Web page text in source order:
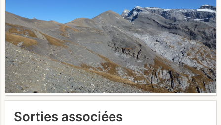
Sorties associées